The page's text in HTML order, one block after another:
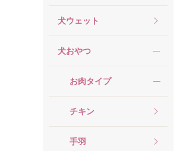
犬ウェット
犬おやつ
お肉タイプ
チキン
手羽